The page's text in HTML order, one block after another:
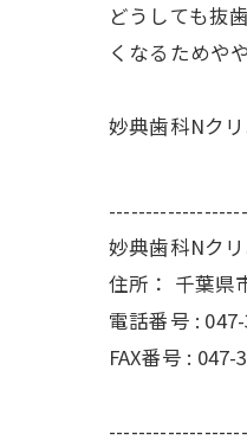
どうしても抜
くなるためや
妙典歯科Nク
妙典歯科Nク
住所： 千葉県
電話番号 :
FAX番号 : 047-